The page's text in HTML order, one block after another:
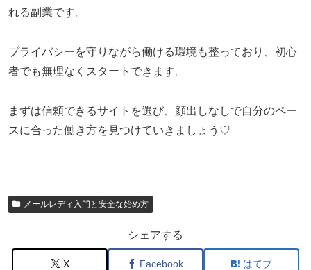
れる副業です。
プライバシーを守りながら働ける環境も整っており、初心
者でも無理なくスタートできます。
まずは信頼できるサイトを選び、顔出しなしで自分のペー
スに合った働き方を見つけていきましょう♡
メールレディ入門と安全な始め方
シェアする
X Facebook はてブ